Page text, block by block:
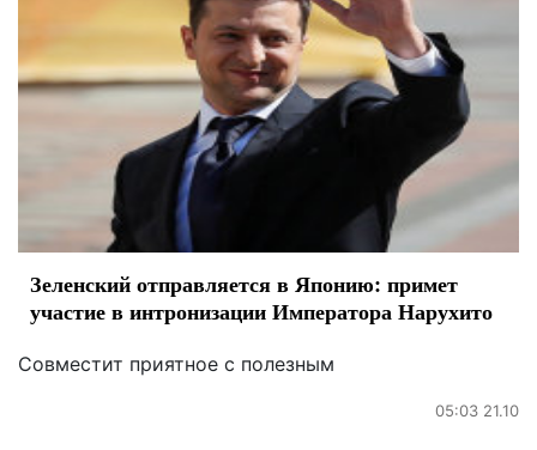
Зеленский отправляется в Японию: примет
участие в интронизации Императора Нарухито
Совместит приятное с полезным
05:03 21.10